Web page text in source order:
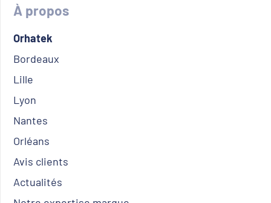
À propos
Orhatek
Bordeaux
Lille
Lyon
Nantes
Orléans
Avis clients
Actualités